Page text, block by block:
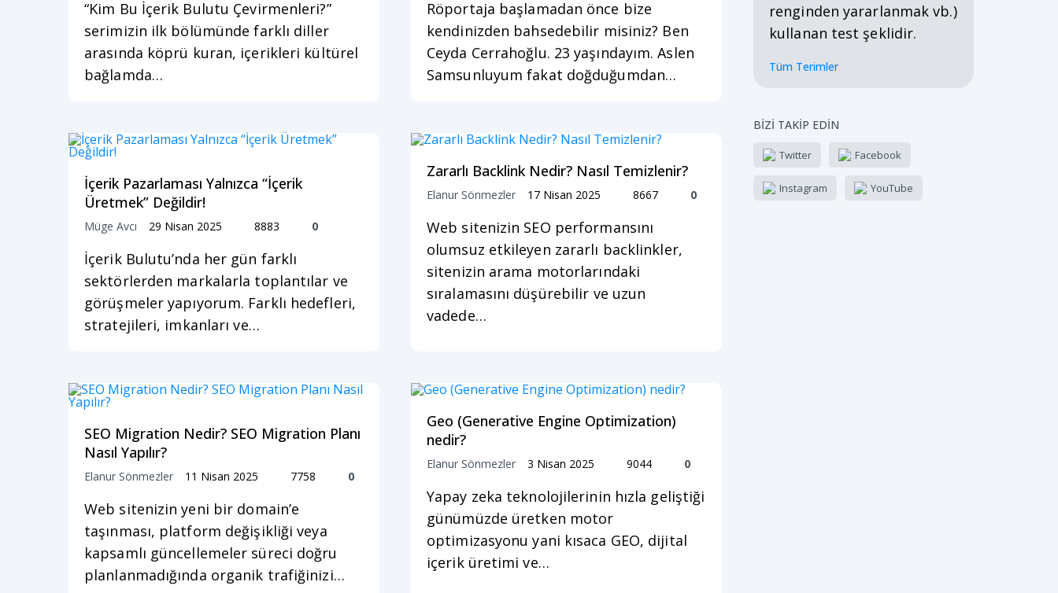
“Kim Bu İçerik Bulutu Çevirmenleri?”
serimizin ilk bölümünde farklı diller
arasında köprü kuran, içerikleri kültürel
bağlamda…
Röportaja başlamadan önce bize
kendinizden bahsedebilir misiniz? Ben
Ceyda Cerrahoğlu. 23 yaşındayım. Aslen
Samsunluyum fakat doğduğumdan…
İçerik Pazarlaması Yalnızca “İçerik
Üretmek” Değildir!
Müge Avcı 29 Nisan 2025 8883 0
İçerik Bulutu’nda her gün farklı
sektörlerden markalarla toplantılar ve
görüşmeler yapıyorum. Farklı hedefleri,
stratejileri, imkanları ve…
Zararlı Backlink Nedir? Nasıl Temizlenir?
Elanur Sönmezler 17 Nisan 2025 8667 0
Web sitenizin SEO performansını
olumsuz etkileyen zararlı backlinkler,
sitenizin arama motorlarındaki
sıralamasını düşürebilir ve uzun
vadede…
SEO Migration Nedir? SEO Migration Planı
Nasıl Yapılır?
Elanur Sönmezler 11 Nisan 2025 7758 0
Web sitenizin yeni bir domain’e
taşınması, platform değişikliği veya
kapsamlı güncellemeler süreci doğru
planlanmadığında organik trafiğinizi…
Geo (Generative Engine Optimization)
nedir?
Elanur Sönmezler 3 Nisan 2025 9044 0
Yapay zeka teknolojilerinin hızla geliştiği
günümüzde üretken motor
optimizasyonu yani kısaca GEO, dijital
içerik üretimi ve…
renginden yararlanmak vb.)
kullanan test şeklidir.
Tüm Terimler
BİZİ TAKİP EDİN
Twitter Facebook
Instagram YouTube